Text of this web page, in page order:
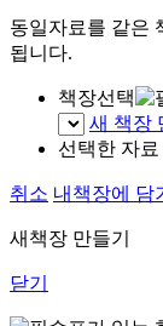
동일자료를 같은
됩니다.
책장선택
새 책장
선택한 자료
취소 내책장에 담
새책장 만들기
닫기